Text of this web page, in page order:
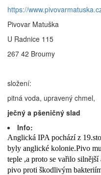
https://
Pivovar Matuška
U Radnice 115
267 42 Broumy
složení:
pitná voda, upravený chmel,
ječný a pšeničný slad
Info:
Anglická IPA pochází z
byly anglické kolonie.Pivo
teple ,a proto se vařilo
pivo proti škodlivým